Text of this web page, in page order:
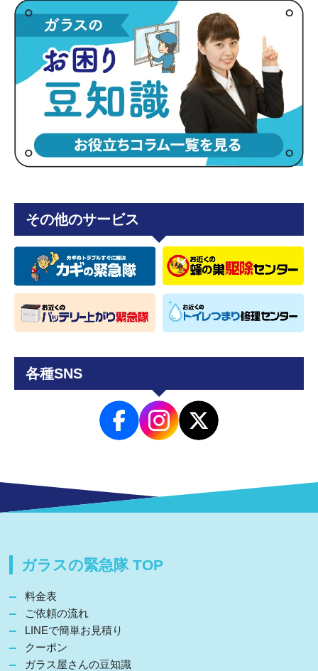
その他のサービス
各種SNS
ガラスの緊急隊 TOP
料金表
ご依頼の流れ
LINEで簡単お見積り
クーポン
ガラス屋さんの豆知識